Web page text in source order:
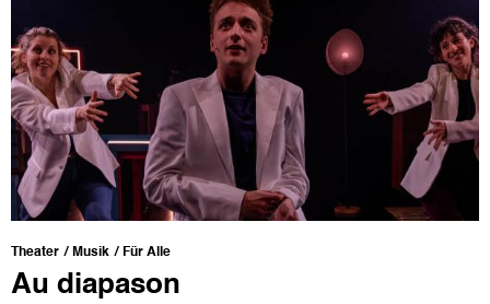
Theater Musik Für Alle
Au diapason